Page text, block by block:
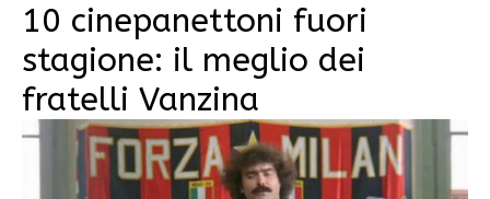
10 cinepanettoni fuori
stagione: il meglio dei
fratelli Vanzina